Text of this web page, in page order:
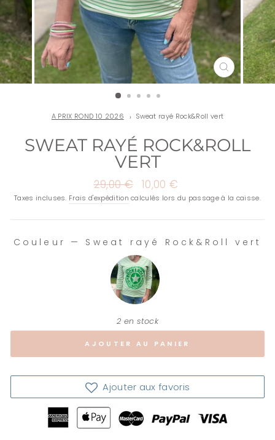
FERMER
(ESC)
A PRIX ROND 10 2026 Sweat rayé Rock&Roll vert
SWEAT RAYÉ ROCK&ROLL
VERT
Prix
régulier
29,00 €
Prix
réduit
10,00 €
Taxes incluses. Frais d'expédition calculés lors du passage à la caisse.
Couleur — Sweat rayé Rock&Roll vert
2 en stock
AJOUTER AU PANIER
Ajouter aux favoris